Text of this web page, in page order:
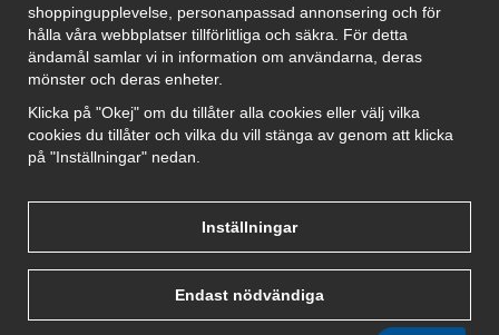
Navigation
Hur beställer jag
Gör Det Själv Paket
Montera dragkrok
SUPPORT
Villkor
shoppingupplevelse, personanpassad annonsering och för
hålla våra webbplatser tillförlitliga och säkra. För detta
ändamål samlar vi in information om användarna, deras
mönster och deras enheter.
Klicka på "Okej" om du tillåter alla cookies eller välj vilka
cookies du tillåter och vilka du vill stänga av genom att klicka
på "Inställningar" nedan.
Inställningar
Endast nödvändiga